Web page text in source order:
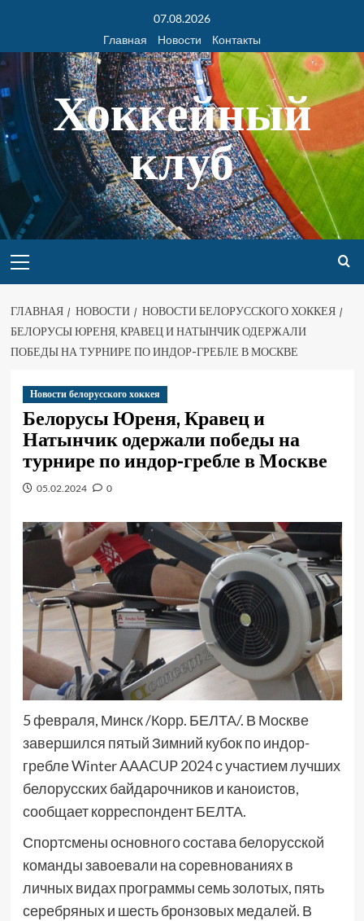
07.08.2026
Главная
Новости Контакты
Хоккейный
клуб
ГЛАВНАЯ НОВОСТИ
НОВОСТИ БЕЛОРУССКОГО ХОККЕЯ
БЕЛОРУСЫ ЮРЕНЯ, КРАВЕЦ И НАТЫНЧИК ОДЕРЖАЛИ
ПОБЕДЫ НА ТУРНИРЕ ПО ИНДОР-ГРЕБЛЕ В МОСКВЕ
Новости белорусского хоккея
Белорусы Юреня, Кравец и
Натынчик одержали победы на
турнире по индор-гребле в Москве
05.02.2024 0
5 февраля, Минск /Корр. БЕЛТА/. В Москве
завершился пятый Зимний кубок по индор-
гребле Winter AAACUP 2024 с участием лучших
белорусских байдарочников и каноистов,
сообщает корреспондент БЕЛТА.
Спортсмены основного состава белорусской
команды завоевали на соревнованиях в
личных видах программы семь золотых, пять
серебряных и шесть бронзовых медалей. В